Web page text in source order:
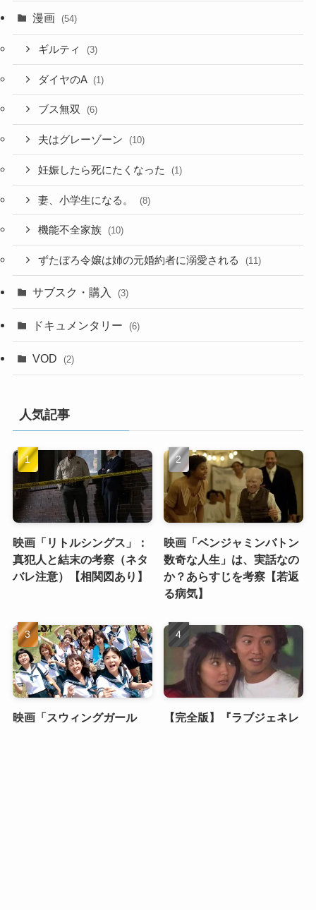
漫画 (54)
ギルティ (3)
ダイヤのA (1)
ブス無双 (6)
夫はグレーゾーン (10)
妊娠したら死にたくなった (1)
妻、小学生になる。 (8)
機能不全家族 (10)
ずたぼろ令嬢は姉の元婚約者に溺愛される (11)
サブスク・購入 (3)
ドキュメンタリー (6)
VOD (2)
人気記事
映画「リトルシングス」：
真犯人と結末の考察（ネタ
バレ注意）【相関図あり】
映画「ベンジャミンバトン
数奇な人生」は、実話なの
か？あらすじを考察【若返
る病気】
映画「スウィングガール
【完全版】『ラブジェネレ